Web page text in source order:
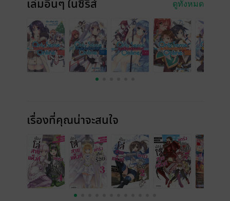
เล่มอื่นๆ ในซีรีส์ ดูทั้งหมด
เรื่องที่คุณน่าจะสนใจ